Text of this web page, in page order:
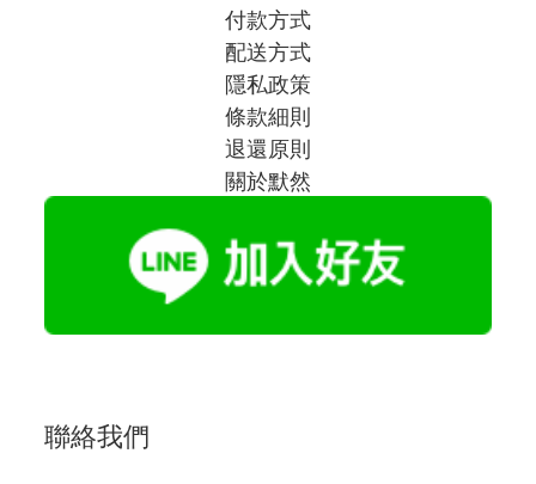
付款方式
配送方式
隱私政策
條款細則
退還原則
關於默然
聯絡我們